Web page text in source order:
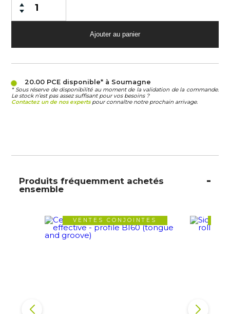
20.00 PCEdisponible* à Soumagne
* Sous réserve de disponibilité au moment de la validation de la commande.
Le stock n’est pas assez suffisant pour vos besoins ?
Contactez un de nos expertspour connaître notre prochain arrivage.
Produits fréquemment achetés
ensemble
VENTES CONJOINTES